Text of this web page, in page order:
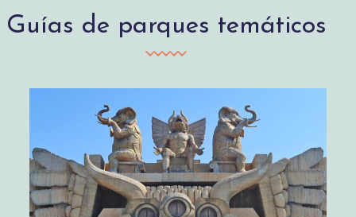
Guías de parques temáticos